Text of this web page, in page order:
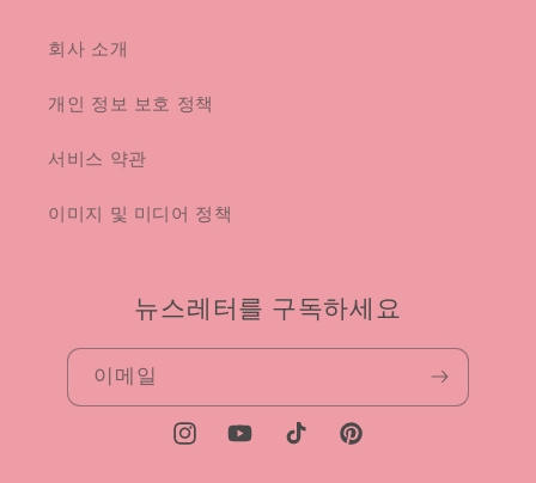
회사 소개
개인 정보 보호 정책
서비스 약관
이미지 및 미디어 정책
뉴스레터를 구독하세요
이메일
InstagramYouTubeTikTok Pinterest